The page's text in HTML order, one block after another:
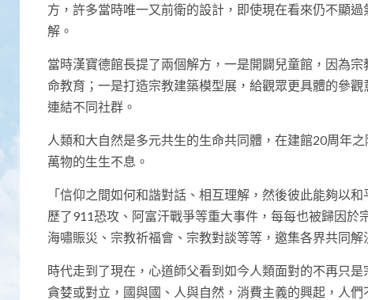
方，許多當時唯一又前衛的設計，即使現在看來仍不顯
解。
當時漢寶德館長提了兩個解方，一是開闢兒童館，因為
命教育；一是打造宗教建築模型展，給觀眾更具體的參
連結不同社群。
人類和大自然是多元共生的生命共同體，在建館20周年
萬物的生生不息。
「信仰之間如何和諧對話、相互理解，然後彼此能夠以
歷了911恐攻、阿富汗戰爭等重大事件，每每也被歸因
海嘯賑災、宗教祈福會、宗教對談等等，邀集各界共同解
時代走到了現在，心道師父看到如今人類面對的不再只
貪婪或對立，國與國、人與自然，消費主義的興起，人